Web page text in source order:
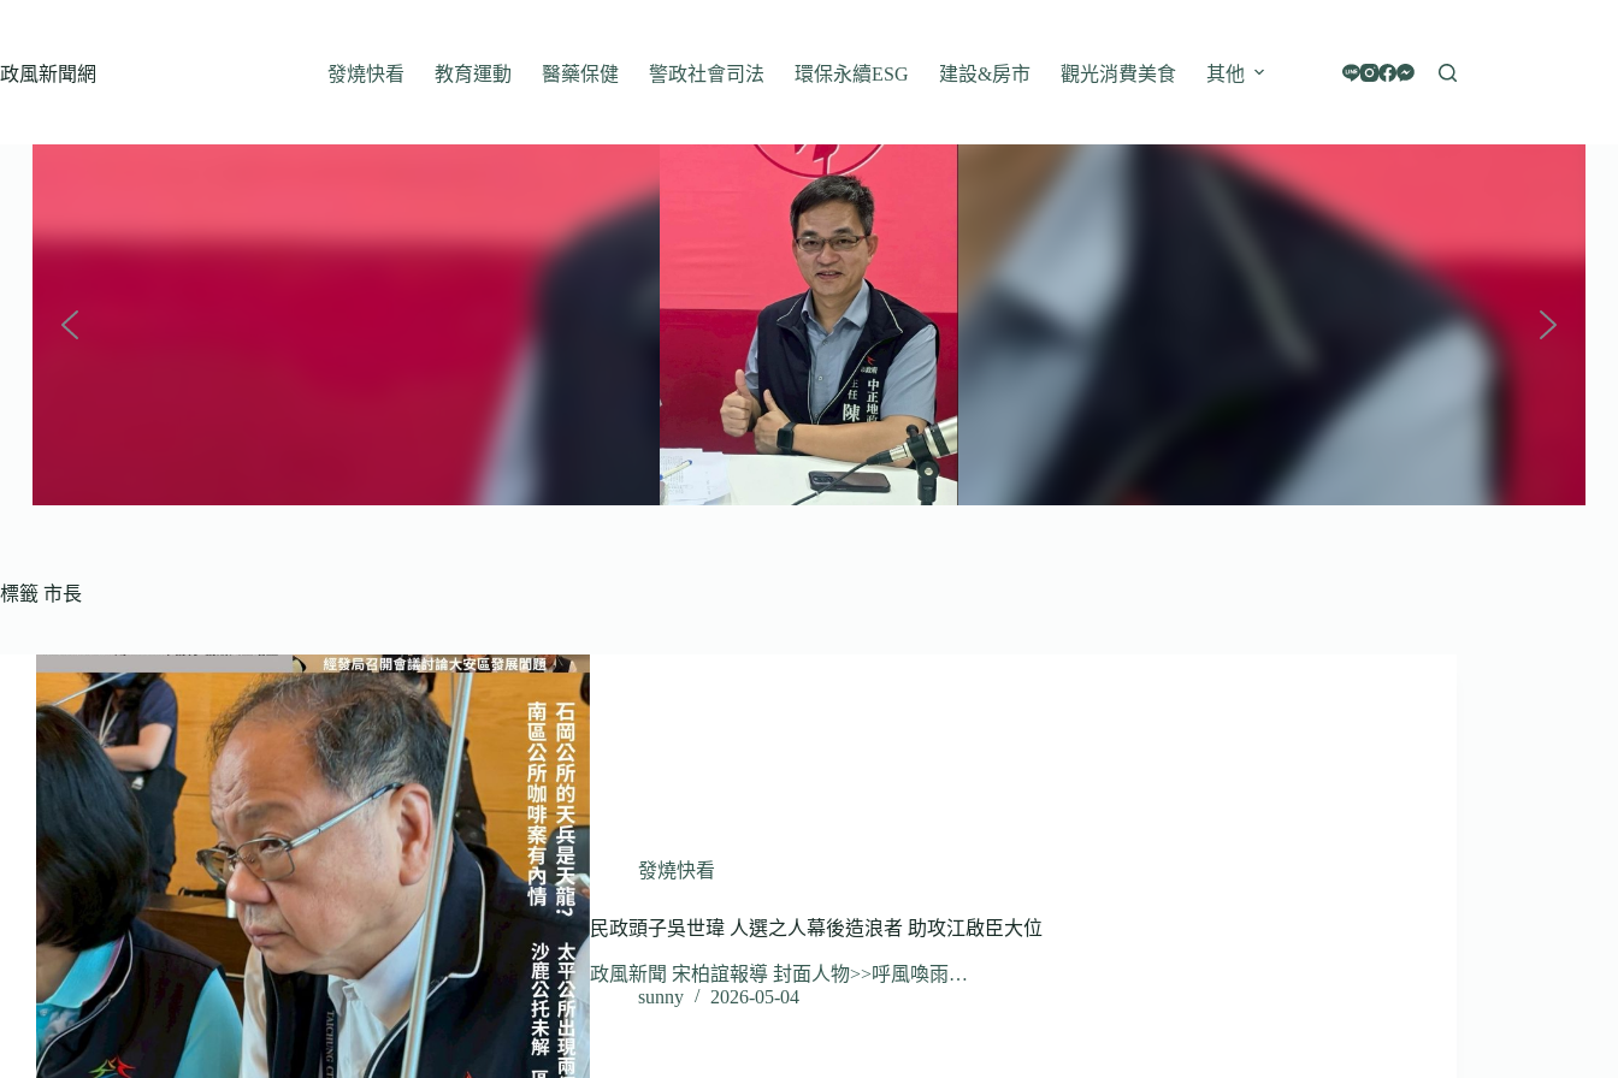
主
政風新聞網 發燒快看 教育運動 醫藥保健 警政社會司法 環保永續ESG 建設&房市 觀光消費美食 其他
標籤 市長
發燒快看
民政頭子吳世瑋 人選之人幕後造浪者 助攻江啟臣大位
政風新聞 宋柏誼報導 封面人物>>呼風喚雨…
sunny
2026-05-04